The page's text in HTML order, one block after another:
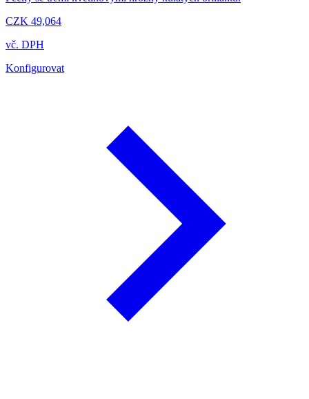
CZK 49,064
vč. DPH
Konfigurovat